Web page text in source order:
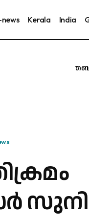
Kerala India
കരൂർ
സുനി